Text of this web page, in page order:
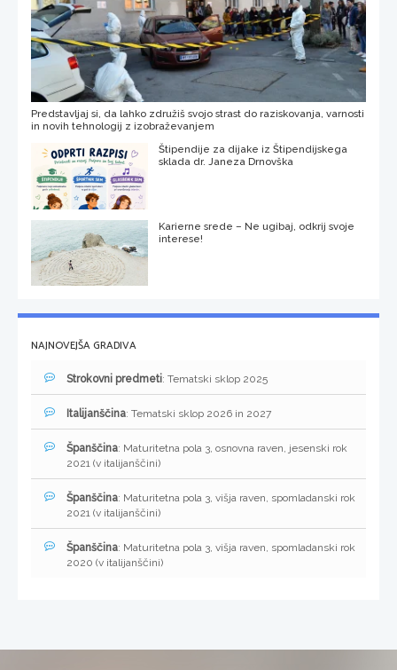
Predstavljaj si, da lahko združiš svojo strast do raziskovanja, varnosti
in novih tehnologij z izobraževanjem
Štipendije za dijake iz Štipendijskega
sklada dr. Janeza Drnovška
Karierne srede – Ne ugibaj, odkrij svoje
interese!
NAJNOVEJŠA GRADIVA
Strokovni predmeti: Tematski sklop 2025
Italijanščina: Tematski sklop 2026 in 2027
Španščina: Maturitetna pola 3, osnovna raven, jesenski rok
2021 (v italijanščini)
Španščina: Maturitetna pola 3, višja raven, spomladanski rok
2021 (v italijanščini)
Španščina: Maturitetna pola 3, višja raven, spomladanski rok
2020 (v italijanščini)